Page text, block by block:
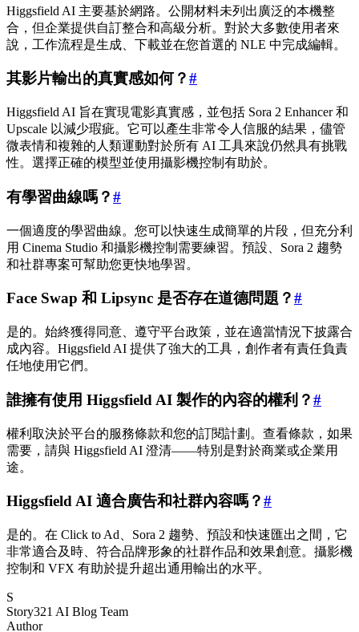
Higgsfield AI 主要基於網路。公開材料未列出廣泛的本機整
合，但企業提供自訂整合和高級分析。對於大多數使用者來
說，工作流程是生成、下載並在您首選的 NLE 中完成編輯。
其影片輸出的真實感如何？#
Higgsfield AI 旨在實現電影真實感，並包括 Sora 2 Enhancer 和
Upscale 以減少瑕疵。它可以產生非常令人信服的結果，儘管
微表情和複雜的人類運動對於所有 AI 工具來說仍然具有挑戰
性。選擇正確的模型並使用攝影機控制有助於。
有學習曲線嗎？#
一個適度的學習曲線。您可以快速生成簡單的片段，但充分利
用 Cinema Studio 和攝影機控制需要練習。預設、Sora 2 趨勢
和社群專案可幫助您更快地學習。
Face Swap 和 Lipsync 是否存在道德問題？#
是的。始終獲得同意、遵守平台政策，並在適當情況下披露合
成內容。Higgsfield AI 提供了強大的工具，創作者有責任負責
任地使用它們。
誰擁有使用 Higgsfield AI 製作的內容的權利？#
權利取決於平台的服務條款和您的訂閱計劃。查看條款，如果
需要，請與 Higgsfield AI 澄清——特別是對於商業或企業用
途。
Higgsfield AI 適合廣告和社群內容嗎？#
是的。在 Click to Ad、Sora 2 趨勢、預設和快速匯出之間，它
非常適合及時、符合品牌形象的社群作品和效果創意。攝影機
控制和 VFX 有助於提升超出通用輸出的水平。
S
Story321 AI Blog Team
Author